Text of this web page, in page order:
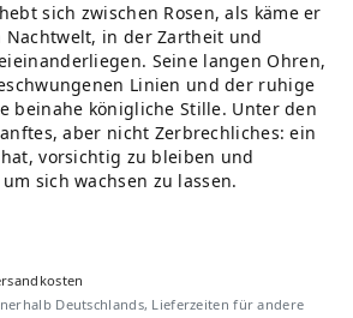
sich zwischen Rosen, als käme er
Nachtwelt, in der Zartheit und
Seine langen Ohren,
Linien und der ruhige
beinahe königliche Stille. Unter den
aber nicht Zerbrechliches: ein
vorsichtig zu bleiben und
sich wachsen zu lassen.
Deutschlands, Lieferzeiten für andere